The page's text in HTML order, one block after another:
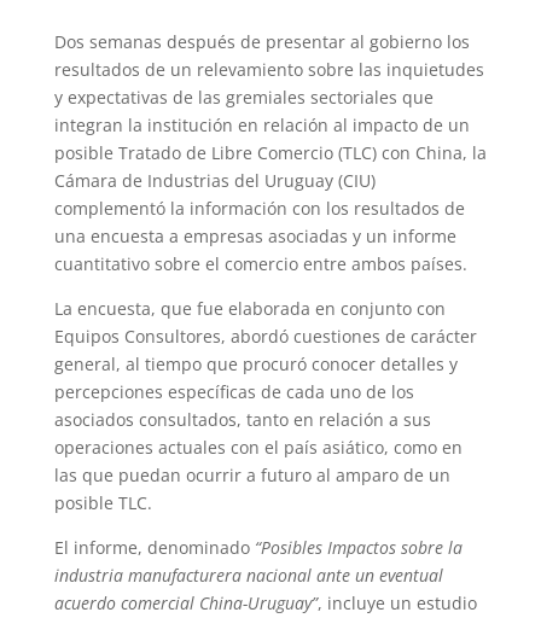
Dos semanas después de presentar al gobierno los
resultados de un relevamiento sobre las inquietudes
y expectativas de las gremiales sectoriales que
integran la institución en relación al impacto de un
posible Tratado de Libre Comercio (TLC) con China, la
Cámara de Industrias del Uruguay (CIU)
complementó la información con los resultados de
una encuesta a empresas asociadas y un informe
cuantitativo sobre el comercio entre ambos países.
La encuesta, que fue elaborada en conjunto con
Equipos Consultores, abordó cuestiones de carácter
general, al tiempo que procuró conocer detalles y
percepciones específicas de cada uno de los
asociados consultados, tanto en relación a sus
operaciones actuales con el país asiático, como en
las que puedan ocurrir a futuro al amparo de un
posible TLC.
El informe, denominado “Posibles Impactos sobre la
industria manufacturera nacional ante un eventual
acuerdo comercial China-Uruguay”, incluye un estudio